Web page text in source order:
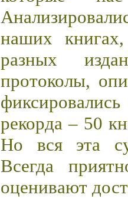
наших
разных
протоколы,
рекорда – 50
Но вся эта
Всегда
оценивают